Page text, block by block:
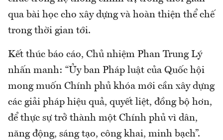
qua bài học cho xây dựng và hoàn thiện thể chế
trong thời gian tới.
Kết thúc báo cáo, Chủ nhiệm Phan Trung Lý
nhấn manh: “Ủy ban Pháp luật của Quốc hội
mong muốn Chính phủ khóa mới cần xây dựng
các giải pháp hiệu quả, quyết liệt, đồng bộ hơn,
để thực sự trở thành một Chính phủ vì dân,
năng động, sáng tạo, công khai, minh bạch”.